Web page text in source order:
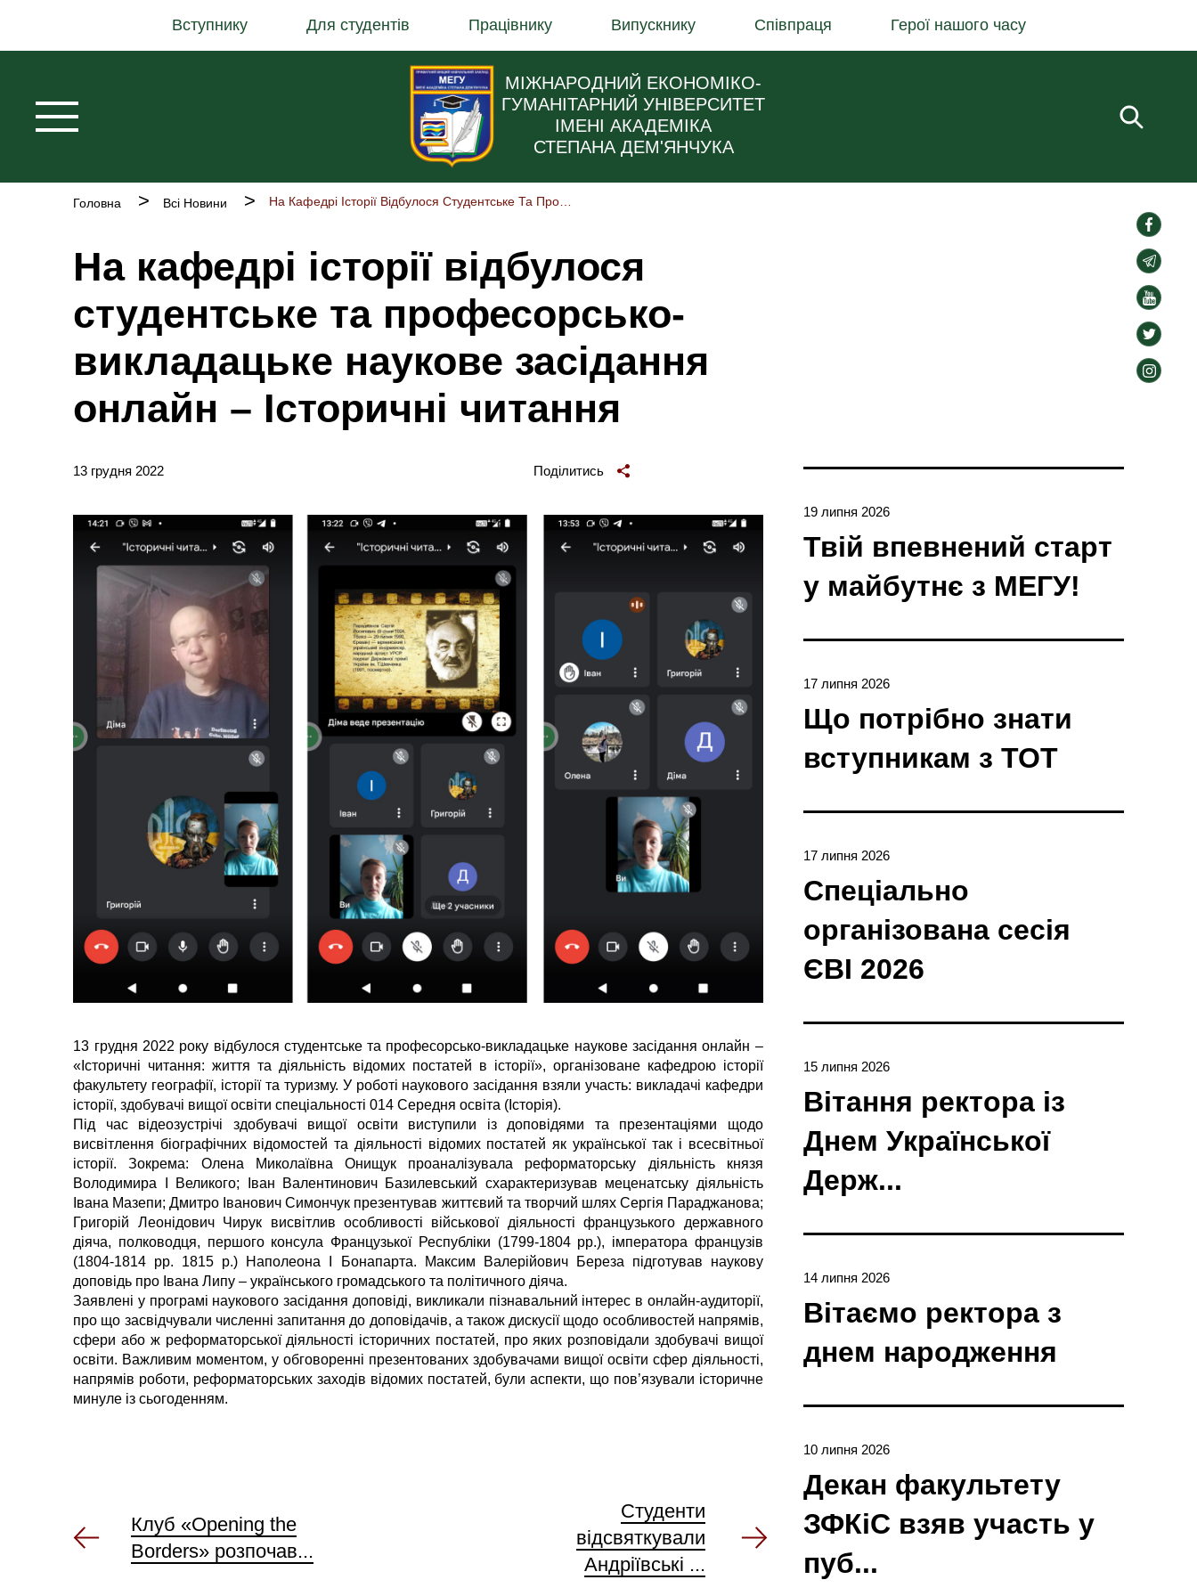
основного
Вступнику Для студентів Працівнику Випускнику Співпраця Герої нашого часу
МІЖНАРОДНИЙ ЕКОНОМІКО-
ГУМАНІТАРНИЙ УНІВЕРСИТЕТ
ІМЕНІ АКАДЕМІКА
СТЕПАНА ДЕМ'ЯНЧУКА
Рядок
Головна Всі Новини На Кафедрі Історії Відбулося Студентське Та Професорсько-викладацьке Наукове Засідання Онлайн – Історичні Читання
На кафедрі історії відбулося
студентське та професорсько-
викладацьке наукове засідання
онлайн – Історичні читання
13 грудня 2022 Поділитись
13 грудня 2022 року відбулося студентське та професорсько-викладацьке наукове засідання онлайн –
«Історичні читання: життя та діяльність відомих постатей в історії», організоване кафедрою історії
факультету географії, історії та туризму. У роботі наукового засідання взяли участь: викладачі кафедри
історії, здобувачі вищої освіти спеціальності 014 Середня освіта (Історія).
Під час відеозустрічі здобувачі вищої освіти виступили із доповідями та презентаціями щодо
висвітлення біографічних відомостей та діяльності відомих постатей як української так і всесвітньої
історії. Зокрема: Олена Миколаївна Онищук проаналізувала реформаторську діяльність князя
Володимира І Великого; Іван Валентинович Базилевський схарактеризував меценатську діяльність
Івана Мазепи; Дмитро Іванович Симончук презентував життєвий та творчий шлях Сергія Параджанова;
Григорій Леонідович Чирук висвітлив особливості військової діяльності французького державного
діяча, полководця, першого консула Французької Республіки (1799-1804 рр.), імператора французів
(1804-1814 рр. 1815 р.) Наполеона І Бонапарта. Максим Валерійович Береза підготував наукову
доповідь про Івана Липу – українського громадського та політичного діяча.
Заявлені у програмі наукового засідання доповіді, викликали пізнавальний інтерес в онлайн-аудиторії,
про що засвідчували численні запитання до доповідачів, а також дискусії щодо особливостей напрямів,
сфери або ж реформаторської діяльності історичних постатей, про яких розповідали здобувачі вищої
освіти. Важливим моментом, у обговоренні презентованих здобувачами вищої освіти сфер діяльності,
напрямів роботи, реформаторських заходів відомих постатей, були аспекти, що пов’язували історичне
минуле із сьогоденням.
Клуб «Opening the
Borders» розпочав...
Студенти
відсвяткували
Андріївські ...
social-
links
social-
links
social-
links
social-
links
social-
19 липня 2026
Твій впевнений старт
у майбутнє з МЕГУ!
17 липня 2026
Що потрібно знати
вступникам з ТОТ
17 липня 2026
Спеціально
організована сесія
ЄBI 2026
15 липня 2026
Вітання ректора із
Днем Української
Держ...
14 липня 2026
Вітаємо ректора з
днем народження
10 липня 2026
Декан факультету
ЗФКіС взяв участь у
пуб...